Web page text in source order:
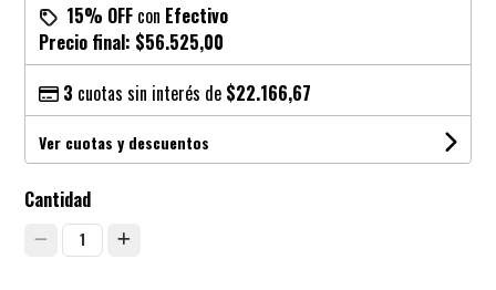
15% OFF con Efectivo
Precio final: $56.525,00
3 cuotas sin interés de $22.166,67
Ver cuotas y descuentos
Cantidad
1